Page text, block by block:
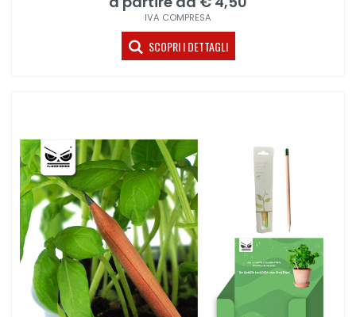
IVA COMPRESA
SCOPRI I DETTAGLI